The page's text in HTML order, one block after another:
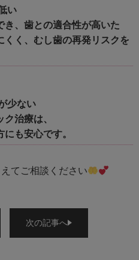
い
き、歯との適合性が高いた
くく、むし歯の再発リスクを
少ない
治療は、
も安心です。
てご相談ください
次の記事へ